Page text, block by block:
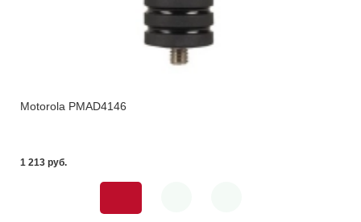
Motorola PMAD4146
1 213 pуб.